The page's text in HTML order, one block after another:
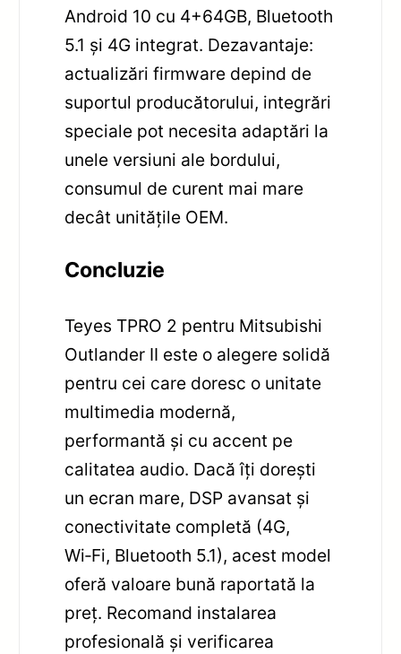
Android 10 cu 4+64GB, Bluetooth
5.1 și 4G integrat. Dezavantaje:
actualizări firmware depind de
suportul producătorului, integrări
speciale pot necesita adaptări la
unele versiuni ale bordului,
consumul de curent mai mare
decât unitățile OEM.
Concluzie
Teyes TPRO 2 pentru Mitsubishi
Outlander II este o alegere solidă
pentru cei care doresc o unitate
multimedia modernă,
performantă și cu accent pe
calitatea audio. Dacă îți dorești
un ecran mare, DSP avansat și
conectivitate completă (4G,
Wi‑Fi, Bluetooth 5.1), acest model
oferă valoare bună raportată la
preț. Recomand instalarea
profesională și verificarea